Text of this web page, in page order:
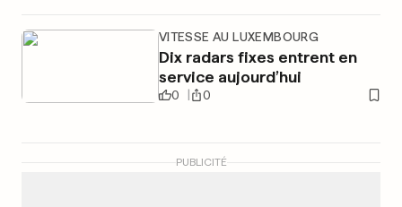
VITESSE AU LUXEMBOURG
Dix radars fixes entrent en
service aujourd’hui
0 0
PUBLICITÉ